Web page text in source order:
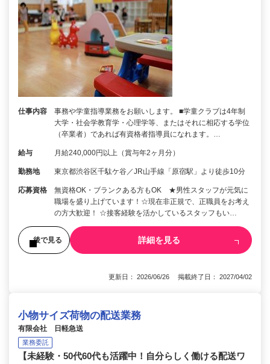
仕事内容
事務や学童指導業務をお願いします。 ■学童クラブは4年制
大学・社会学教育学・心理学等、またはそれに相応する学位
（卒業者）であれば有資格者指導員になれます。…
給与 月給240,000円以上（賞与年2ヶ月分）
勤務地 東京都渋谷区千駄ケ谷／JR山手線「原宿駅」より徒歩10分
応募資格
無資格OK・ブランクある方もOK ★男性スタッフが元気に
職場を盛り上げています！☆現在非正規で、正職員をお考え
の方大歓迎！ ☆接客経験を活かしているスタッフもい…
後で見る 詳細を見る
更新日： 2026/06/26 掲載終了日： 2027/04/02
小物サイズ荷物の配送業務
有限会社 日軽急送
業務委託
【未経験・50代60代も活躍中！自分らしく働ける配送ワ